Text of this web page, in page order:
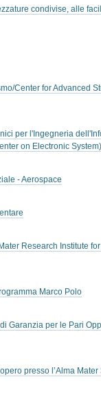
condivise, alle
Center for Advanced
per l'Ingegneria
on Electronic System)
- Aerospace
Research Institute
Marco Polo
Garanzia per le Pari
presso l’Alma Mater